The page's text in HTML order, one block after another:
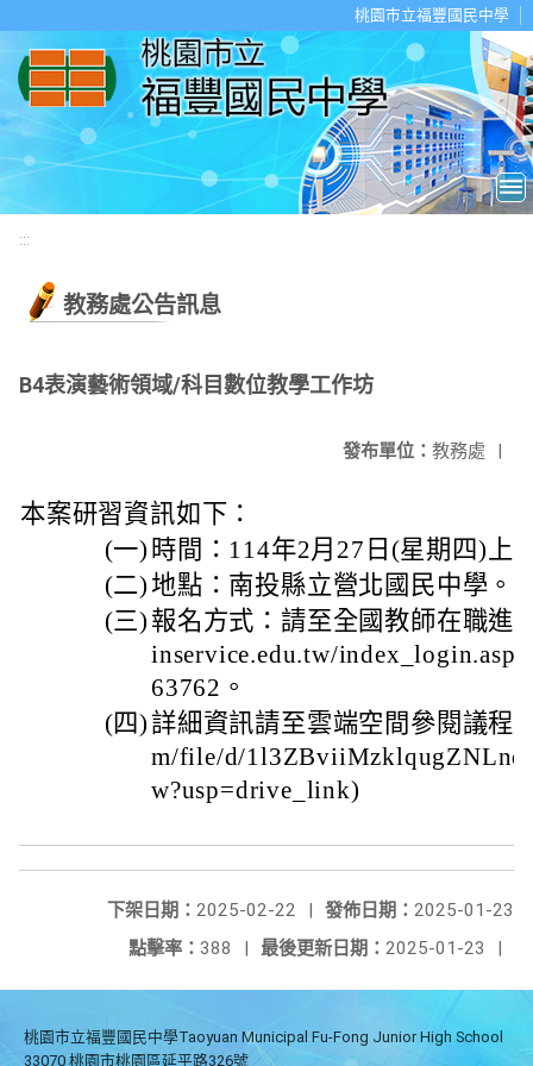
桃園市立福豐國民中學
:::
教務處公告訊息
B4表演藝術領域/科目數位教學工作坊
發布單位： 教務處 |
本案研習資訊如下：
(一) 時間：114年2月27日(星期四)上
(二)地點：南投縣立營北國民中學。
(三) 報名方式：請至全國教師在職進
inservice.edu.tw/
63762。
(四)詳細資訊請至雲端空間參閱議程
m/file/d/
w?usp=drive_link)
發佈日期： 2025-01-23
下架日期： 2025-02-22
|
最後更新日期： 2025-01-23 |
點擊率： 388 |
桃園市立福豐國民中學Taoyuan Municipal Fu-Fong Junior High School
33070 桃園市桃園區延平路326號